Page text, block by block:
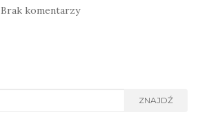
Brak komentarzy
ZNAJDŹ